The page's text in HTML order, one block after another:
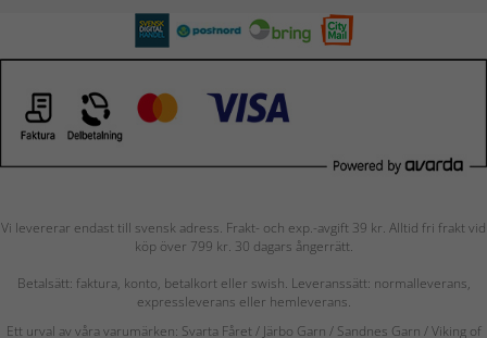
Vi levererar endast till svensk adress. Frakt- och exp.-avgift 39 kr. Alltid fri frakt vid
köp över 799 kr. 30 dagars ångerrätt.
Betalsätt: faktura, konto, betalkort eller swish. Leveranssätt: normalleverans,
expressleverans eller hemleverans.
Ett urval av våra varumärken: Svarta Fåret / Järbo Garn / Sandnes Garn / Viking of